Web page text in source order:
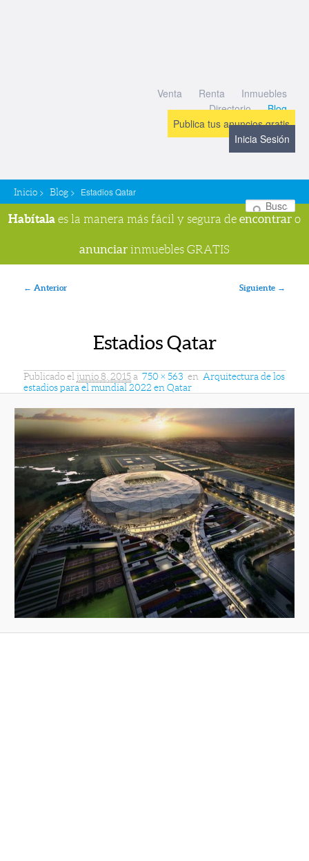
Venta Renta
Inmuebles
Directorio
Blog
Publica tus anuncios gratis
Inicia Sesión
Inicio > Blog > Estadios Qatar
Habítala es la manera más fácil y segura de encontrar o
anunciar inmuebles GRATIS
Navegador de imágenes
← Anterior Siguiente →
Estadios Qatar
Publicado el junio 8, 2015a 750 × 563 en Arquitectura de los
estadios para el mundial 2022 en Qatar